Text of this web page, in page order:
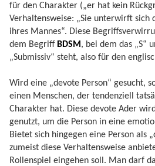
für den Charakter („er hat kein
Verhaltensweise: „Sie unterwirft sich
ihres Mannes“. Diese
dem Begriff BDSM, bei dem das „S“
„Submissiv“ steht, also für den
Wird eine „devote Person“ gesucht,
einen Menschen, der tendenziell
Charakter hat. Diese devote Ader
genutzt, um die Person in eine
Bietet sich hingegen eine Person als
zumeist diese Verhaltensweise
Rollenspiel eingehen soll. Man darf